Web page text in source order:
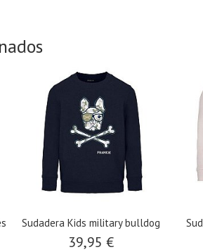
Sudadera Kids military bulldog
39,95 €